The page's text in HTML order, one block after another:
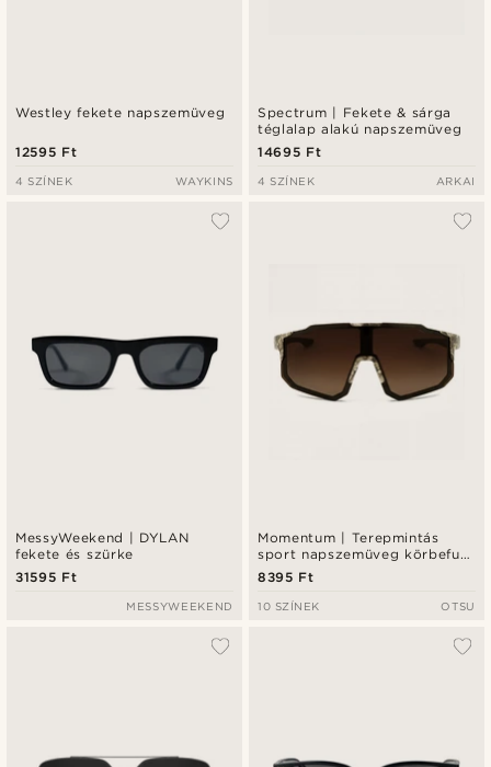
Westley fekete napszemüveg
12595 Ft
4 SZÍNEK WAYKINS
Spectrum | Fekete & sárga
téglalap alakú napszemüveg
14695 Ft
4 SZÍNEK ARKAI
MessyWeekend | DYLAN
fekete és szürke
31595 Ft
MESSYWEEKEND
Momentum | Terepmintás
sport napszemüveg körbefutó
kialakítással
8395 Ft
10 SZÍNEK OTSU